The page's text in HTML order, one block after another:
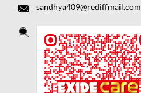
sandhya409@rediffmail.com